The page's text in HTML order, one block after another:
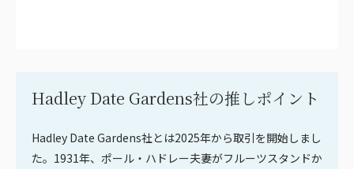
Hadley Date Gardens社の推しポイント
Hadley Date Gardens社とは2025年から取引を開始しまし
た。1931年、ポール・ハドレー夫妻がフルーツスタンドか